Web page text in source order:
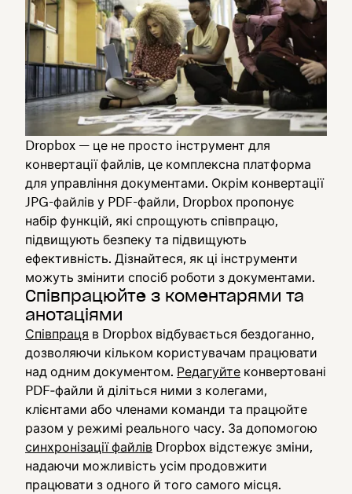
Dropbox — це не просто інструмент для
конвертації файлів, це комплексна платформа
для управління документами. Окрім конвертації
JPG-файлів у PDF-файли, Dropbox пропонує
набір функцій, які спрощують співпрацю,
підвищують безпеку та підвищують
ефективність. Дізнайтеся, як ці інструменти
можуть змінити спосіб роботи з документами.
Співпрацюйте з коментарями та
анотаціями
Співпраця в Dropbox відбувається бездоганно,
дозволяючи кільком користувачам працювати
над одним документом. Редагуйте конвертовані
PDF‑файли й діліться ними з колегами,
клієнтами або членами команди та працюйте
разом у режимі реального часу. За допомогою
синхронізації файлів Dropbox відстежує зміни,
надаючи можливість усім продовжити
працювати з одного й того самого місця.